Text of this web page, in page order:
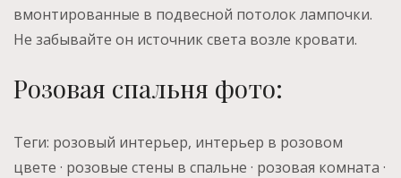
вмонтированные в подвесной потолок лампочки.
Не забывайте он источник света возле кровати.
Розовая спальня фото:
Теги: розовый интерьер, интерьер в розовом
цвете · розовые стены в спальне · розовая комната ·